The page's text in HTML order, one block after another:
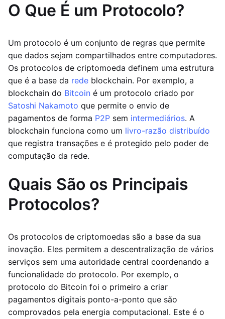
O Que É um Protocolo?
Um protocolo é um conjunto de regras que permite
que dados sejam compartilhados entre computadores.
Os protocolos de criptomoeda definem uma estrutura
que é a base da rede blockchain. Por exemplo, a
blockchain do Bitcoin é um protocolo criado por
Satoshi Nakamoto que permite o envio de
pagamentos de forma P2P sem intermediários. A
blockchain funciona como um livro-razão distribuído
que registra transações e é protegido pelo poder de
computação da rede.
Quais São os Principais
Protocolos?
Os protocolos de criptomoedas são a base da sua
inovação. Eles permitem a descentralização de vários
serviços sem uma autoridade central coordenando a
funcionalidade do protocolo. Por exemplo, o
protocolo do Bitcoin foi o primeiro a criar
pagamentos digitais ponto-a-ponto que são
comprovados pela energia computacional. Este é o